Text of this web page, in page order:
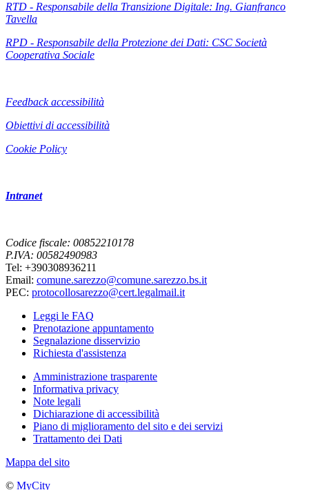
RTD - Responsabile della Transizione Digitale: Ing. Gianfranco
Tavella
RPD - Responsabile della Protezione dei Dati: CSC Società
Cooperativa Sociale
Feedback accessibilità
Obiettivi di accessibilità
Cookie Policy
Intranet
Codice fiscale: 00852210178
P.IVA: 00582490983
Tel: +390308936211
Email: comune.sarezzo@comune.sarezzo.bs.it
PEC: protocollosarezzo@cert.legalmail.it
Leggi le FAQ
Prenotazione appuntamento
Segnalazione disservizio
Richiesta d'assistenza
Amministrazione trasparente
Informativa privacy
Note legali
Dichiarazione di accessibilità
Piano di miglioramento del sito e dei servizi
Trattamento dei Dati
Mappa del sito
© MyCity